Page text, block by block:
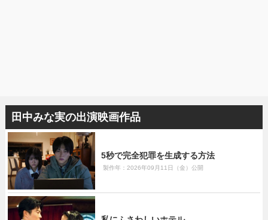
田中みな実の出演映画作品
5秒で完全犯罪を生成する方法
製作年：2026年09月11日（金）公開